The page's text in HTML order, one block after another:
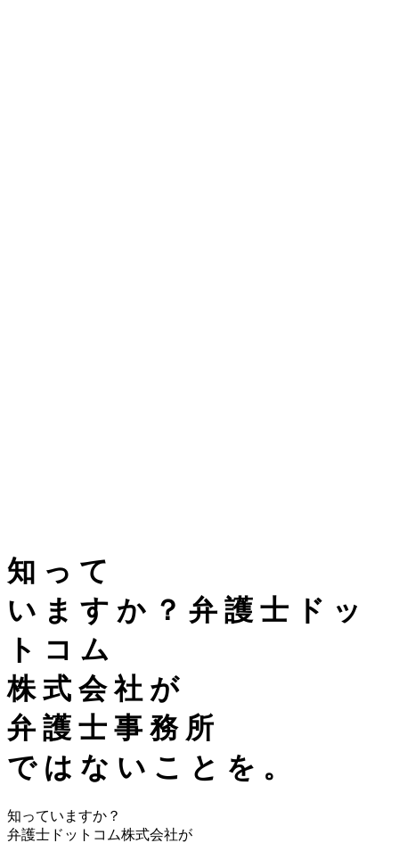
知 っ て
い ま す か ？ 弁 護 士 ド ッ
ト コ ム
株 式 会 社 が
弁 護 士 事 務 所
で は な い こ と を 。
知っていますか？
弁護士ドットコム株式会社が